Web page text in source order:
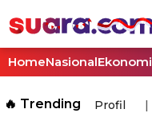
HomeNasionalEkonomi
🔥 Trending Profil